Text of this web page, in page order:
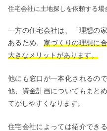
住宅会社に土地探しを依頼する場
一方の住宅会社は、「理想の
あるため、 家づくりの理想に
大きなメリットがあります。
他にも窓口が一本化されるの
他、資金計画についてもまと
てがしやすくなります。
住宅会社によっては紹介でき